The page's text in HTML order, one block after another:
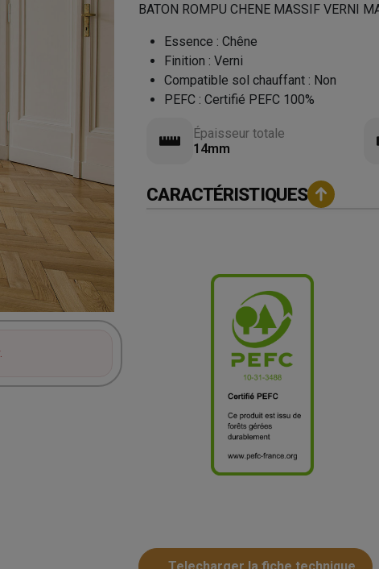
BATON ROMPU CHENE MASSIF VERNI
Essence :Chêne
Finition :Verni
Compatible sol chauffant : Non
PEFC :Certifié PEFC 100%
Épaisseur totale
14mm
CARACTÉRISTIQUES